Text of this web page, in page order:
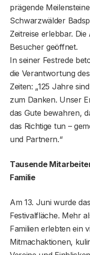
prägende
Schwarzwälder
Zeitreise erlebbar.
Besucher geöffnet.
In seiner Festrede
die Verantwortung
Zeiten: „125 Jahre
zum Danken. Unser
das Gute bewahren,
das Richtige tun –
und Partnern.“
Tausende
Familie
Am 13. Juni wurde
Festivalfläche. Mehr
Familien erlebten ein
Mitmachaktionen,